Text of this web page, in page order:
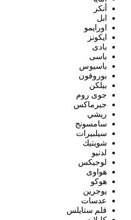
أنكر
ابل
اورايمو
ايكونز
بادى
باسى
باسيوس
بوروفون
بيلكن
جوى روم
جيرماكس
ريشي
سامسونج
سيلبيرات
شويتيك
لدنيو
لوجيكس
هواوى
هوكو
يوجرين
عدسات
قلم ستايلس